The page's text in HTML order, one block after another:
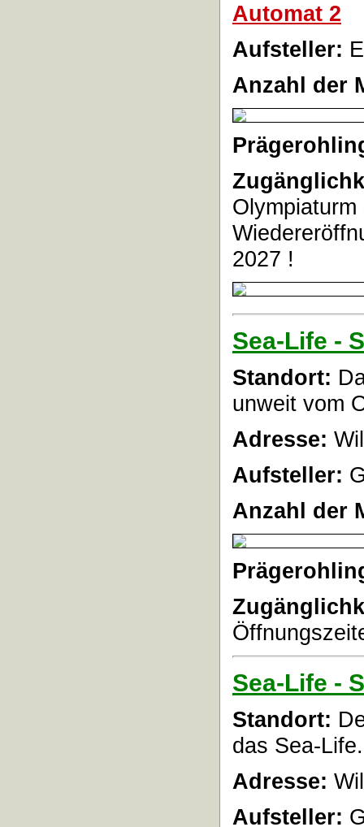
Automat 2
Aufsteller:
Anzahl der
2027 !
Sea-Life -
Standort:
unweit vom
Adresse:
Aufsteller:
Anzahl der
Sea-Life -
Standort:
das Sea-Life.
Adresse:
Aufsteller: